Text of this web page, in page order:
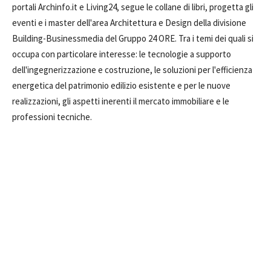
portali Archinfo.it e Living24, segue le collane di libri, progetta gli
eventi e i master dell'area Architettura e Design della divisione
Building-Businessmedia del Gruppo 24 ORE. Tra i temi dei quali si
occupa con particolare interesse: le tecnologie a supporto
dell'ingegnerizzazione e costruzione, le soluzioni per l'efficienza
energetica del patrimonio edilizio esistente e per le nuove
realizzazioni, gli aspetti inerenti il mercato immobiliare e le
professioni tecniche.